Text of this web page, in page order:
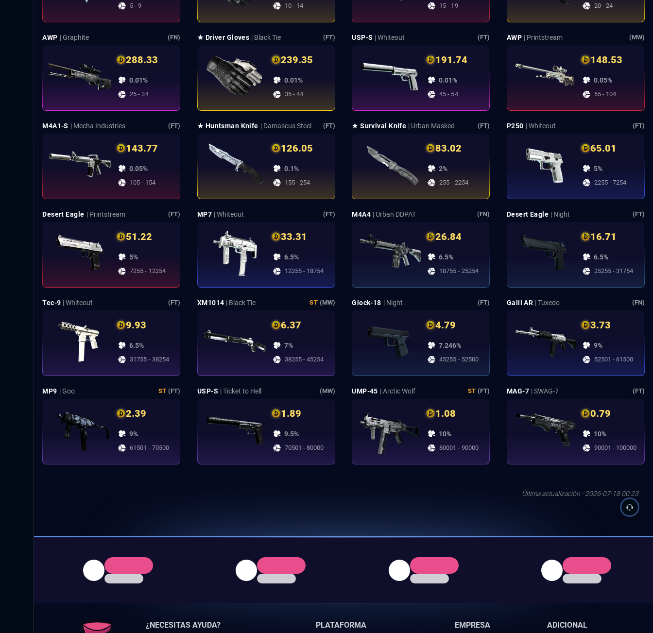
5 - 9 10 - 14 15 - 19 20 - 24
AWP | Graphite (FN)
288.33
0.01%
25 - 34
★ Driver Gloves | Black Tie (FT)
239.35
0.01%
35 - 44
USP-S | Whiteout (FT)
191.74
0.01%
45 - 54
AWP | Printstream (MW)
148.53
0.05%
55 - 104
M4A1-S | Mecha Industries (FT)
143.77
0.05%
105 - 154
★ Huntsman Knife | Damascus Steel (FT)
126.05
0.1%
155 - 254
★ Survival Knife | Urban Masked (FT)
83.02
2%
255 - 2254
P250 | Whiteout (FT)
65.01
5%
2255 - 7254
Desert Eagle | Printstream (FT)
51.22
5%
7255 - 12254
MP7 | Whiteout (FT)
33.31
6.5%
12255 - 18754
M4A4 | Urban DDPAT (FN)
26.84
6.5%
18755 - 25254
Desert Eagle | Night (FT)
16.71
6.5%
25255 - 31754
Tec-9 | Whiteout (FT)
9.93
6.5%
31755 - 38254
XM1014 | Black Tie ST (MW)
6.37
7%
38255 - 45254
Glock-18 | Night (FT)
4.79
7.246%
45255 - 52500
Galil AR | Tuxedo (FN)
3.73
9%
52501 - 61500
MP9 | Goo ST (FT)
2.39
9%
61501 - 70500
USP-S | Ticket to Hell (MW)
1.89
9.5%
70501 - 80000
UMP-45 | Arctic Wolf ST (FT)
1.08
10%
80001 - 90000
MAG-7 | SWAG-7 (FT)
0.79
10%
90001 - 100000
Última actualización - 2026-07-18 00:23
¿NECESITAS AYUDA? PLATAFORMA EMPRESA ADICIONAL